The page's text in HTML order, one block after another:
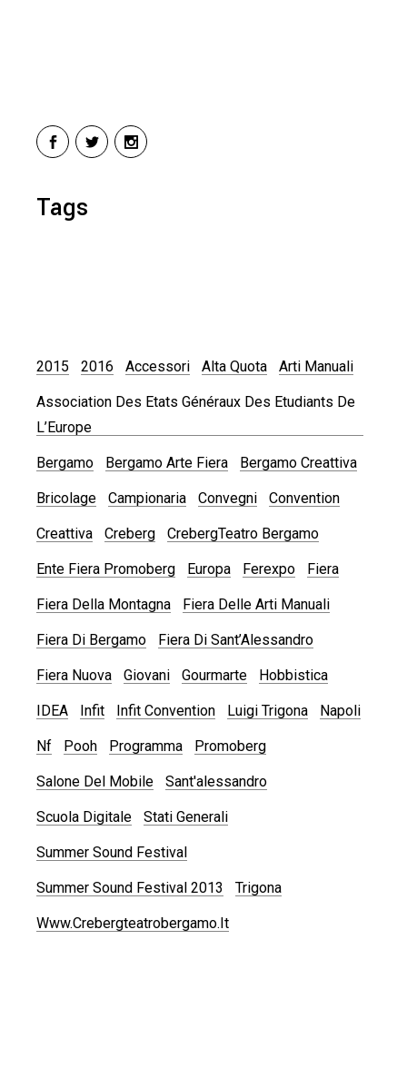
Tags
2015 2016 Accessori Alta Quota Arti Manuali
Association Des Etats Généraux Des Etudiants De
L’Europe
Bergamo Bergamo Arte Fiera Bergamo Creattiva
Bricolage Campionaria Convegni Convention
Creattiva Creberg CrebergTeatro Bergamo
Ente Fiera Promoberg Europa Ferexpo Fiera
Fiera Della Montagna Fiera Delle Arti Manuali
Fiera Di Bergamo Fiera Di Sant’Alessandro
Fiera Nuova Giovani Gourmarte Hobbistica
IDEA Infit Infit Convention Luigi Trigona Napoli
Nf Pooh Programma Promoberg
Salone Del Mobile Sant'alessandro
Scuola Digitale Stati Generali
Summer Sound Festival
Summer Sound Festival 2013 Trigona
Www.crebergteatrobergamo.it